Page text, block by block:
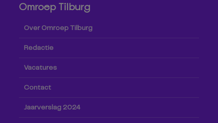
Omroep Tilburg
Over Omroep Tilburg
Redactie
Vacatures
Contact
Jaarverslag 2024